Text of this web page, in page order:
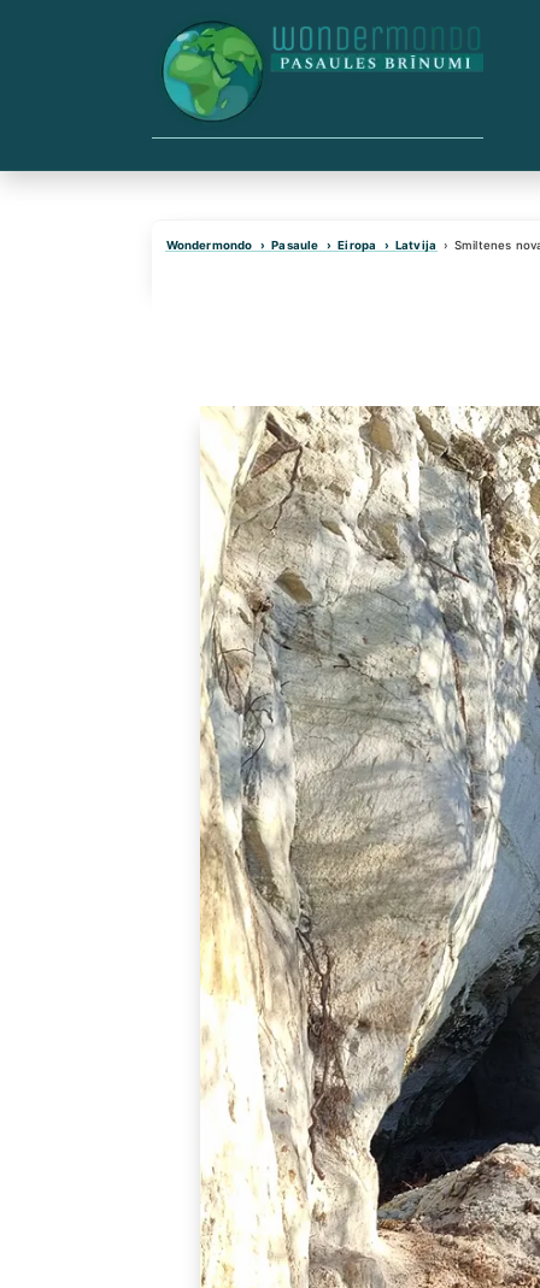
Wondermondo Pasaule Eiropa Latvija Smiltenes